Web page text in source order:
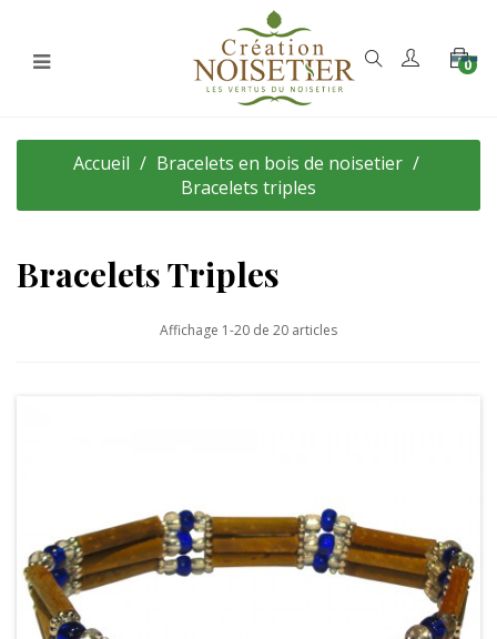
0
Accueil
Bracelets en bois de noisetier
Bracelets triples
Bracelets Triples
Affichage 1-20 de 20 articles
Les
vertus
noisetier